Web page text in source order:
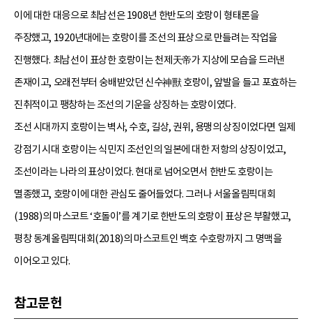
이에 대한 대응으로 최남선은 1908년 한반도의 호랑이 형태론을
주장했고, 1920년대에는 호랑이를 조선의 표상으로 만들려는 작업을
진행했다. 최남선이 표상한 호랑이는 천제天帝가 지상에 모습을 드러낸
존재이고, 오래전부터 숭배받았던 신수神獸 호랑이, 앞발을 들고 포효하는
진취적이고 팽창하는 조선의 기운을 상징하는 호랑이였다.
조선 시대까지 호랑이는 벽사, 수호, 길상, 권위, 용맹의 상징이었다면 일제
강점기 시대 호랑이는 식민지 조선인의 일본에 대한 저항의 상징이었고,
조선이라는 나라의 표상이었다. 현대로 넘어오면서 한반도 호랑이는
멸종했고, 호랑이에 대한 관심도 줄어들었다. 그러나 서울올림픽대회
(1988)의 마스코트 ‘호돌이’를 계기로 한반도의 호랑이 표상은 부활했고,
평창 동계올림픽대회(2018)의 마스코트인 백호 수호랑까지 그 명맥을
이어오고 있다.
참고문헌